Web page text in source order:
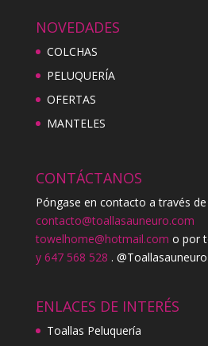
NOVEDADES
COLCHAS
PELUQUERÍA
OFERTAS
MANTELES
CONTÁCTANOS
Póngase en contacto a través
contacto@toallasauneuro.com
towelhome@hotmail.com o por
y 647 568 528 .
ENLACES DE INTERÉS
Toallas Peluquería